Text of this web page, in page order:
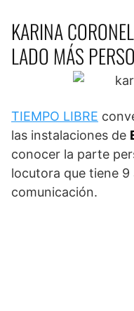
KARINA
LADO MÁS
TIEMPO LIBRE
las instalaciones de
conocer la parte
locutora que tiene
comunicación.